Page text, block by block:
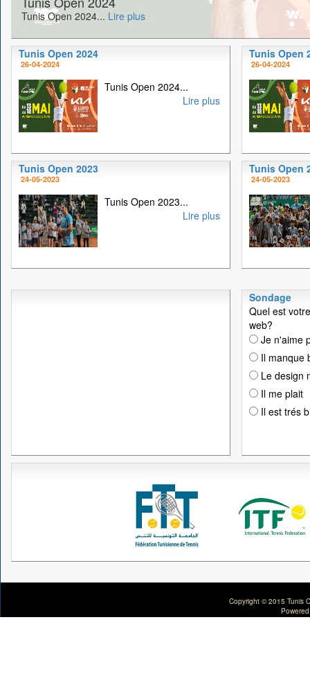
Tunis Open 2024... Lire plus
Tunis Open 2024
26-04-2024
Tunis Open 2024...
Lire plus
Tunis Open
26-04-2024
Tunis Open 2023
24-05-2023
Tunis Open 2023...
Lire plus
Tunis Open
24-05-2023
Sondage
Quel est
web?
Je n'aime
Il manque
Le design
Il me plait
Il est trés
Copyright © 2015 Tunis